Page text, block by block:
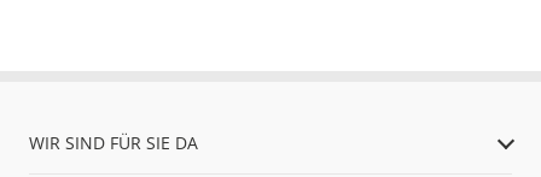
WIR SIND FÜR SIE DA